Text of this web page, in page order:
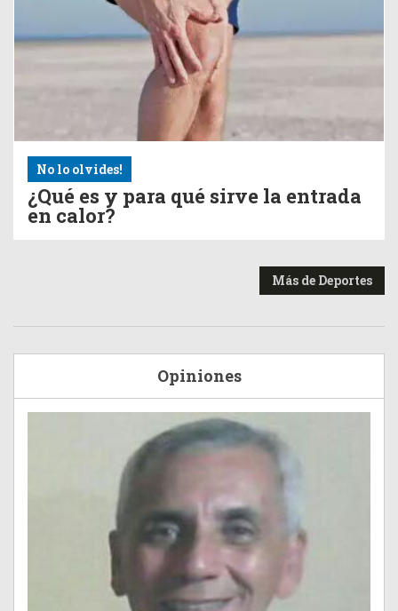
No lo olvides!
¿Qué es y para qué sirve la entrada
en calor?
Más de Deportes
Opiniones